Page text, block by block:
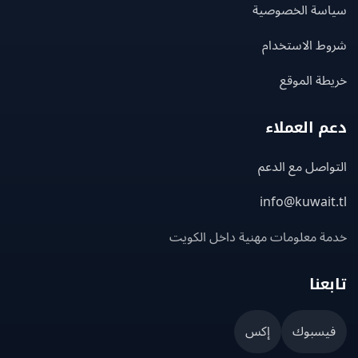
الخصوصية
الاستخدام
الموقع
العملاء
مع الدعم
معلومات مهنية داخل الكويت
إكس